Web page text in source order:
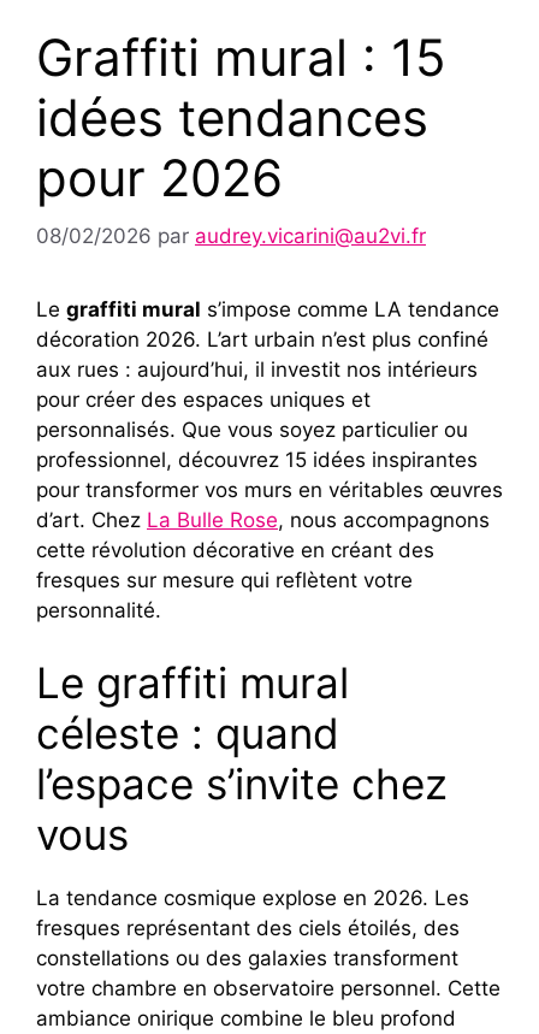
Graffiti mural : 15
idées tendances
pour 2026
08/02/2026 par audrey.vicarini@au2vi.fr
Le graffiti mural s’impose comme LA tendance
décoration 2026. L’art urbain n’est plus confiné
aux rues : aujourd’hui, il investit nos intérieurs
pour créer des espaces uniques et
personnalisés. Que vous soyez particulier ou
professionnel, découvrez 15 idées inspirantes
pour transformer vos murs en véritables œuvres
d’art. Chez La Bulle Rose, nous accompagnons
cette révolution décorative en créant des
fresques sur mesure qui reflètent votre
personnalité.
Le graffiti mural
céleste : quand
l’espace s’invite chez
vous
La tendance cosmique explose en 2026. Les
fresques représentant des ciels étoilés, des
constellations ou des galaxies transforment
votre chambre en observatoire personnel. Cette
ambiance onirique combine le bleu profond